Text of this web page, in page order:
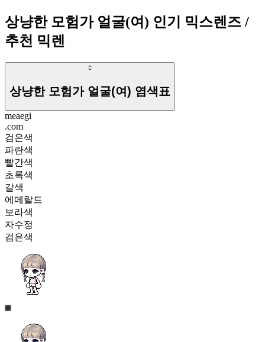
신상발견 얼굴(여)
1
상냥한 모험가 얼굴(여) 인기 믹스렌즈 /
추천 믹렌
상냥한 모험가 얼굴(여) 염색표
meaegi
.com
검은색
파란색
빨간색
초록색
갈색
에메랄드
보라색
자수정
검은색